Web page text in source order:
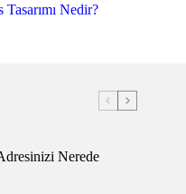
Nedir?
Nerede